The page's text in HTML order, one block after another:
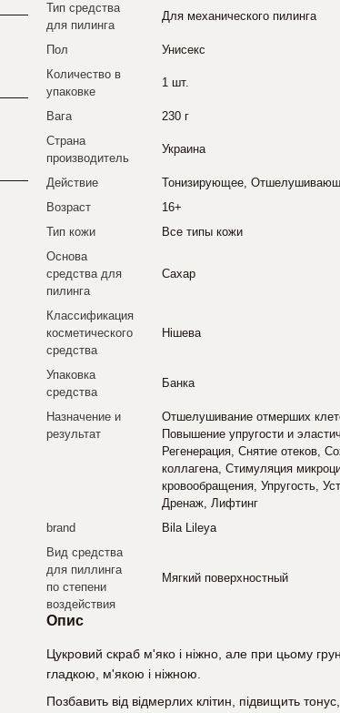
Тип средства
для пилинга
Для механического пилинга
Пол
Унисекс
Количество в
упаковке
1 шт.
Вага
230 г
Страна
производитель
Украина
Действие
Тонизирующее,
Возраст
16+
Тип кожи
Все типы кожи
Основа
средства для
пилинга
Сахар
Классификация
косметического
средства
Нішева
Упаковка
средства
Банка
Назначение и
результат
Отшелушивание отмерших
Повышение упругости и
Регенерация, Снятие отеков,
коллагена, Стимуляция
кровообращения, Упругость,
Дренаж, Лифтинг
brand
Bila Lileya
Вид средства
для пиллинга
по степени
воздействия
Мягкий поверхностный
Опис
Цукровий скраб м'яко і ніжно, але при цьому
гладкою, м'якою і ніжною.
Позбавить від відмерлих клітин, підвищить